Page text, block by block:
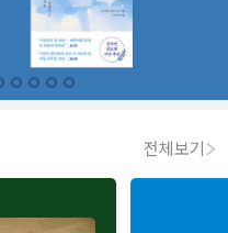
전체보기